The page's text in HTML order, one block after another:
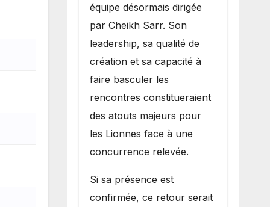
équipe désormais dirigée
par Cheikh Sarr. Son
leadership, sa qualité de
création et sa capacité à
faire basculer les
rencontres constitueraient
des atouts majeurs pour
les Lionnes face à une
concurrence relevée.
Si sa présence est
confirmée, ce retour serait